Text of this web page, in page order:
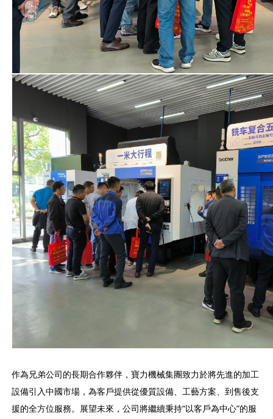
作為兄弟公司的長期合作夥伴，寶力機械集團致力於將先進的加工
設備引入中國市場，為客戶提供從優質設備、工藝方案、到售後支
援的全方位服務。展望未來，公司將繼續秉持“以客戶為中心”的服